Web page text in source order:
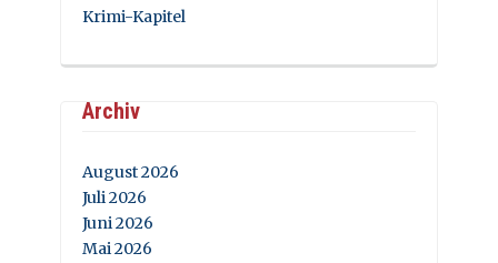
Krimi-Kapitel
Archiv
August 2026
Juli 2026
Juni 2026
Mai 2026